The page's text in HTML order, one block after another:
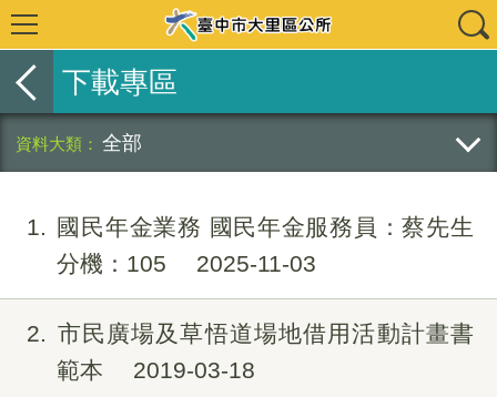
下載專區
全部
1
國民年金業務 國民年金服務員：蔡先生
分機：105
2025-11-03
2
市民廣場及草悟道場地借用活動計畫書
範本
2019-03-18